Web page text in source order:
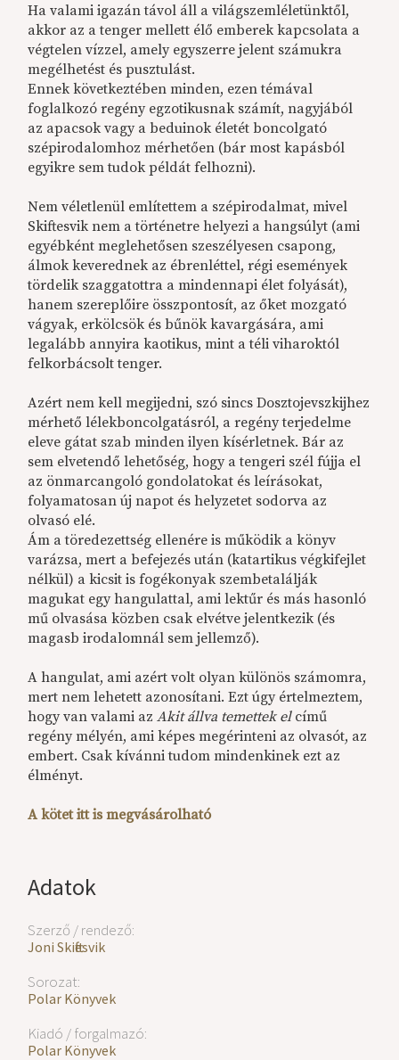
Adatok
Szerző / rendező:
Joni Skiftesvik
Sorozat:
Polar Könyvek
Kiadó / forgalmazó:
Polar Könyvek
Ha valami igazán távol áll a világszemléletünktől,
akkor az a tenger mellett élő emberek kapcsolata a
végtelen vízzel, amely egyszerre jelent számukra
megélhetést és pusztulást.
Ennek következtében minden, ezen témával
foglalkozó regény egzotikusnak számít, nagyjából
az apacsok vagy a beduinok életét boncolgató
szépirodalomhoz mérhetően (bár most kapásból
egyikre sem tudok példát felhozni).
Nem véletlenül említettem a szépirodalmat, mivel
Skiftesvik nem a történetre helyezi a hangsúlyt (ami
egyébként meglehetősen szeszélyesen csapong,
álmok keverednek az ébrenléttel, régi események
tördelik szaggatottra a mindennapi élet folyását),
hanem szereplőire összpontosít, az őket mozgató
vágyak, erkölcsök és bűnök kavargására, ami
legalább annyira kaotikus, mint a téli viharoktól
felkorbácsolt tenger.
Azért nem kell megijedni, szó sincs Dosztojevszkijhez
mérhető lélekboncolgatásról, a regény terjedelme
eleve gátat szab minden ilyen kísérletnek. Bár az
sem elvetendő lehetőség, hogy a tengeri szél fújja el
az önmarcangoló gondolatokat és leírásokat,
folyamatosan új napot és helyzetet sodorva az
olvasó elé.
Ám a töredezettség ellenére is működik a könyv
varázsa, mert a befejezés után (katartikus végkifejlet
nélkül) a kicsit is fogékonyak szembetalálják
magukat egy hangulattal, ami lektűr és más hasonló
mű olvasása közben csak elvétve jelentkezik (és
magasb irodalomnál sem jellemző).
A hangulat, ami azért volt olyan különös számomra,
mert nem lehetett azonosítani. Ezt úgy értelmeztem,
hogy van valami azAkit állva temettek elcímű
regény mélyén, ami képes megérinteni az olvasót, az
embert. Csak kívánni tudom mindenkinek ezt az
élményt.
A kötet itt is megvásárolható